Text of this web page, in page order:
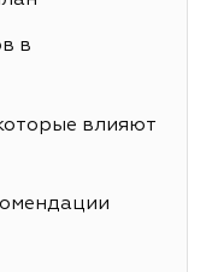
в
влияют